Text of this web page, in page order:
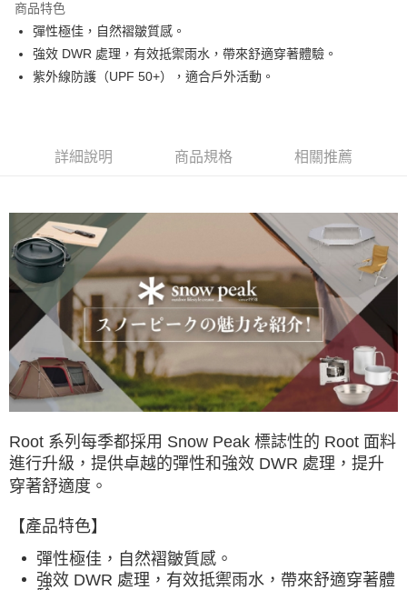
臺灣中小企業銀行
匯豐（台灣）商業銀行
聯邦商業銀行
遠東國際商業銀行
元大商業銀行
永豐商業銀行
Apple Pay
ATM付款
7-11取貨付款
每筆NT$60，滿NT$490(含以上)免運費
付款後7-11取貨
每筆NT$60，滿NT$490(含以上)免運費
每筆NT$80，滿NT$490(含以上)免運費
離島宅配
每筆NT$80，滿NT$490(含以上)免運費
付款後門市自取
免運費
順豐貨運海外配送(運費買家自付，順豐交貨並收取運費)
商品特色
彈性極佳，自然褶皺質感。
強效 DWR 處理，有效抵禦雨水，帶來舒適穿著體驗。
紫外線防護（UPF 50+），適合戶外活動。
詳細說明 商品規格 相關推薦
Root 系列每季都採用 Snow Peak 標誌性的 Root 面料
進行升級，提供卓越的彈性和強效 DWR 處理，提升
穿著舒適度。
【產品特色】
彈性極佳，自然褶皺質感。
強效 DWR 處理，有效抵禦雨水，帶來舒適穿著體